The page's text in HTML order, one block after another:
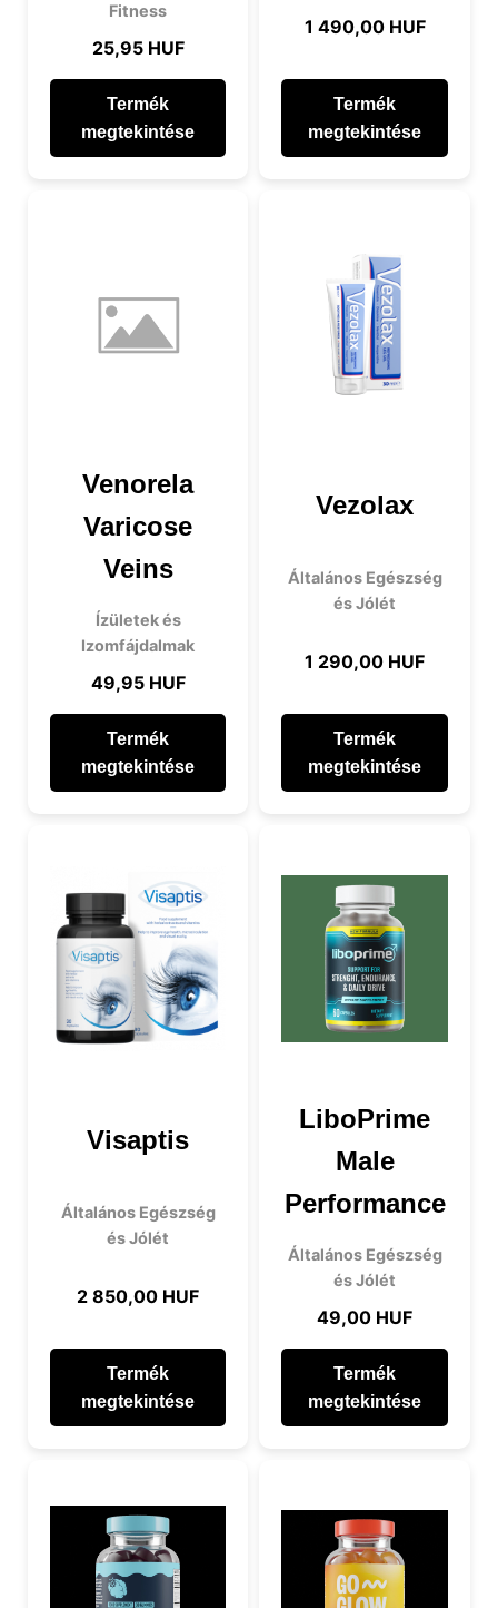
Fitness
25,95 HUF
Termék
megtekintése
1 490,00 HUF
Termék
megtekintése
Venorela
Varicose
Veins
Ízületek és
Izomfájdalmak
49,95 HUF
Termék
megtekintése
Vezolax
Általános Egészség
és Jólét
1 290,00 HUF
Termék
megtekintése
Visaptis
Általános Egészség
és Jólét
2 850,00 HUF
Termék
megtekintése
LiboPrime
Male
Performance
Általános Egészség
és Jólét
49,00 HUF
Termék
megtekintése